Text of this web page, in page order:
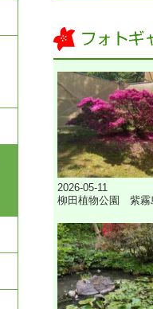
2026-05-11
柳田植物公園 紫霧